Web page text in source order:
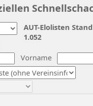
Vorname
AUT-Elolisten
1.052